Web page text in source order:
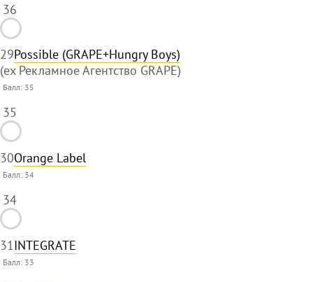
36
29Possible (GRAPE+Hungry Boys)
(ex Рекламное Агентство GRAPE)
Балл: 35
35
30Orange Label
Балл: 34
34
31INTEGRATE
Балл: 33